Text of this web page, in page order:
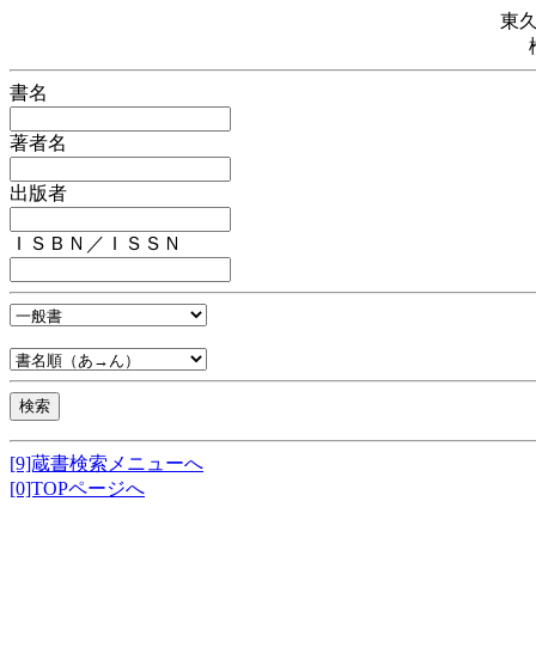
東
書名
著者名
出版者
ＩＳＢＮ／ＩＳＳＮ
[9]蔵書検索メニューへ
[0]TOPページへ